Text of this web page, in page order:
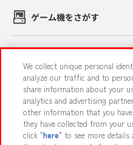
ゲーム機をさがす
イベント・キャンペーン
We collect unique personal
analyze our traffic and to
share information about your
analytics and advertising
other information that you
they have collected from your
click "here" to see more details